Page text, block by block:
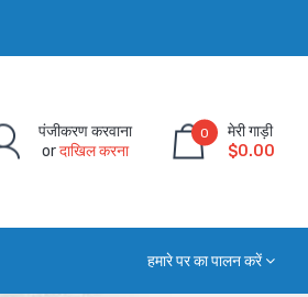
पंजीकरण करवाना
orदाखिल करना
0
मेरी गाड़ी
$0.00
हमारे पर का पालन करें